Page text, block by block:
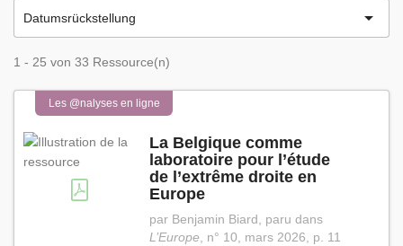
Datumsrückstellung 
1 - 25 von 33 Ressource(n)
Les @nalyses en ligne
La Belgique comme
laboratoire pour l’étude
de l’extrême droite en
Europe
par Benjamin Biard, paru dans
L’Europe , n° 10, mars 2026, p. 11